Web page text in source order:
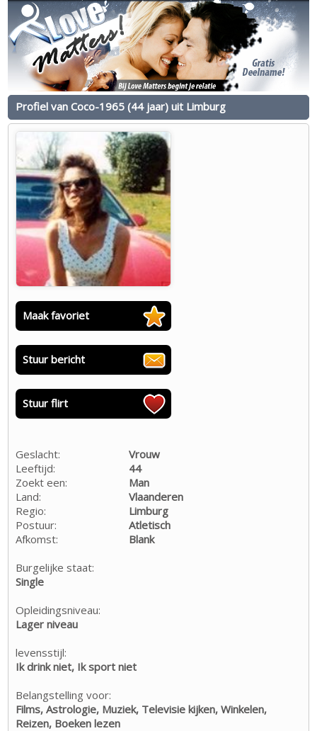
Profiel van Coco-1965 (44 jaar) uit Limburg
Maak favoriet
Stuur bericht
Stuur flirt
Geslacht:
Vrouw
Leeftijd:
44
Zoekt een:
Man
Land:
Vlaanderen
Regio:
Limburg
Postuur:
Atletisch
Afkomst:
Blank
Burgelijke staat:
Single
Opleidingsniveau:
Lager niveau
levensstijl:
Ik drink niet, Ik sport niet
Belangstelling voor:
Films, Astrologie, Muziek, Televisie kijken, Winkelen,
Reizen, Boeken lezen